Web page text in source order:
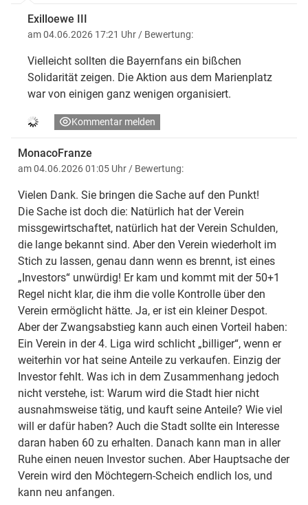
Exilloewe III
am 04.06.2026 17:21 Uhr / Bewertung:
Vielleicht sollten die Bayernfans ein bißchen
Solidarität zeigen. Die Aktion aus dem Marienplatz
war von einigen ganz wenigen organisiert.
Kommentar melden
MonacoFranze
am 04.06.2026 01:05 Uhr / Bewertung:
Vielen Dank. Sie bringen die Sache auf den Punkt!
Die Sache ist doch die: Natürlich hat der Verein
missgewirtschaftet, natürlich hat der Verein Schulden,
die lange bekannt sind. Aber den Verein wiederholt im
Stich zu lassen, genau dann wenn es brennt, ist eines
„Investors“ unwürdig! Er kam und kommt mit der 50+1
Regel nicht klar, die ihm die volle Kontrolle über den
Verein ermöglicht hätte. Ja, er ist ein kleiner Despot.
Aber der Zwangsabstieg kann auch einen Vorteil haben:
Ein Verein in der 4. Liga wird schlicht „billiger“, wenn er
weiterhin vor hat seine Anteile zu verkaufen. Einzig der
Investor fehlt. Was ich in dem Zusammenhang jedoch
nicht verstehe, ist: Warum wird die Stadt hier nicht
ausnahmsweise tätig, und kauft seine Anteile? Wie viel
will er dafür haben? Auch die Stadt sollte ein Interesse
daran haben 60 zu erhalten. Danach kann man in aller
Ruhe einen neuen Investor suchen. Aber Hauptsache der
Verein wird den Möchtegern-Scheich endlich los, und
kann neu anfangen.